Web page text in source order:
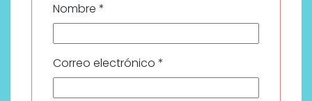
Nombre *
Correo electrónico *